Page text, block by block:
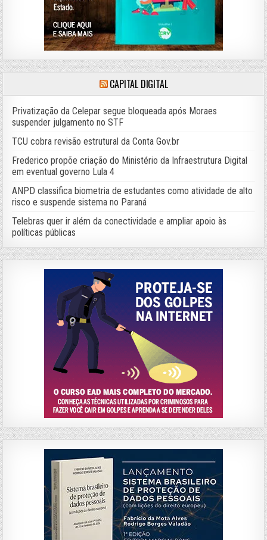
CAPITAL DIGITAL
Privatização da Celepar segue bloqueada após Moraes
suspender julgamento no STF
TCU cobra revisão estrutural da Conta Gov.br
Frederico propõe criação do Ministério da Infraestrutura Digital
em eventual governo Lula 4
ANPD classifica biometria de estudantes como atividade de alto
risco e suspende sistema no Paraná
Telebras quer ir além da conectividade e ampliar apoio às
políticas públicas